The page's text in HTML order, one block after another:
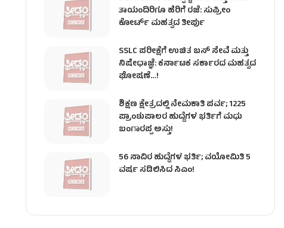
ತಾಯಂದಿರಿಗೂ ಹೆರಿಗೆ ರಜೆ: ಸುಪ್ರೀಂ
ಕೋರ್ಟ್ ಮಹತ್ವದ ತೀರ್ಪು
SSLC ಪರೀಕ್ಷೆಗೆ ಉಚಿತ ಬಸ್ ಸೇವೆ ಮತ್ತು
ನಿಷೇಧಾಜ್ಞೆ: ಕರ್ನಾಟಕ ಸರ್ಕಾರದ ಮಹತ್ವದ
ಘೋಷಣೆ…!
ಶಿಕ್ಷಣ ಕ್ಷೇತ್ರದಲ್ಲಿ ನೇಮಕಾತಿ ಪರ್ವ; 1225
ಪ್ರಾಂಶುಪಾಲರ ಹುದ್ದೆಗಳ ಭರ್ತಿಗೆ ಮಧು
ಬಂಗಾರಪ್ಪ ಅಸ್ತು!
56 ಸಾವಿರ ಹುದ್ದೆಗಳ ಭರ್ತಿ; ವಯೋಮಿತಿ 5
ವರ್ಷ ಸಡಿಲಿಸಿದ ಸಿಎಂ!